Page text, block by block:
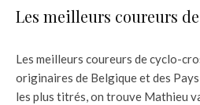
Les meilleurs coureurs
Les meilleurs coureurs de cyclo-
originaires de Belgique et des
les plus titrés, on trouve Mathieu